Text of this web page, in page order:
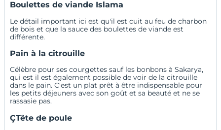
Boulettes de viande Islama
Le détail important ici est qu'il est cuit au feu de charbon
de bois et que la sauce des boulettes de viande est
différente.
Pain à la citrouille
Célèbre pour ses courgettes sauf les bonbons à Sakarya,
qui est il est également possible de voir de la citrouille
dans le pain. C'est un plat prêt à être indispensable pour
les petits déjeuners avec son goût et sa beauté et ne se
rassasie pas.
ÇTête de poule